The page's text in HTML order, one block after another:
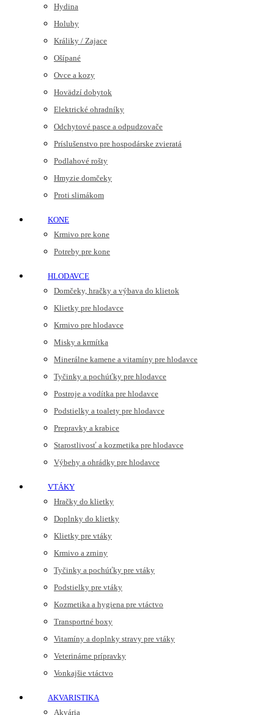
Hydina
Holuby
Králiky / Zajace
Ošípané
Ovce a kozy
Hovädzí dobytok
Elektrické ohradníky
Odchytové pasce a odpudzovače
Príslušenstvo pre hospodárske zvieratá
Podlahové rošty
Hmyzie domčeky
Proti slimákom
KONE
Krmivo pre kone
Potreby pre kone
HLODAVCE
Domčeky, hračky a výbava do klietok
Klietky pre hlodavce
Krmivo pre hlodavce
Misky a krmítka
Minerálne kamene a vitamíny pre hlodavce
Tyčinky a pochúťky pre hlodavce
Postroje a vodítka pre hlodavce
Podstielky a toalety pre hlodavce
Prepravky a krabice
Starostlivosť a kozmetika pre hlodavce
Výbehy a ohrádky pre hlodavce
VTÁKY
Hračky do klietky
Doplnky do klietky
Klietky pre vtáky
Krmivo a zrniny
Tyčinky a pochúťky pre vtáky
Podstielky pre vtáky
Kozmetika a hygiena pre vtáctvo
Transportné boxy
Vitamíny a doplnky stravy pre vtáky
Veterinárne prípravky
Vonkajšie vtáctvo
AKVARISTIKA
Akvária